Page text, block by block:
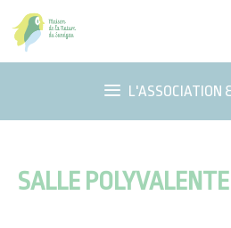
Aller
au
contenu
L'ASSOCIATION
SALLE